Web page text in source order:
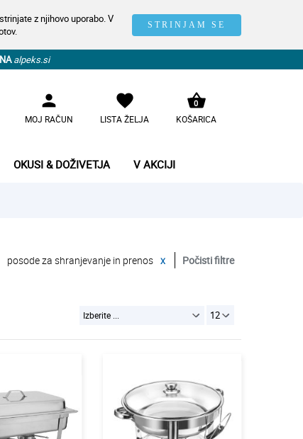
z njihovo uporabo. V
STRINJAM SE
alpeks.si
person
MOJ RAČUN
favorite
LISTA ŽELJA
shopping_basket
KOŠARICA
0
OKUSI & DOŽIVETJA V AKCIJI
posode za shranjevanje in prenos x Počisti filtre